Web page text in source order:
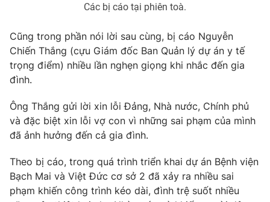
Các bị cáo tại phiên toà.
Cũng trong phần nói lời sau cùng, bị cáo Nguyễn
Chiến Thắng (cựu Giám đốc Ban Quản lý dự án y tế
trọng điểm) nhiều lần nghẹn giọng khi nhắc đến gia
đình.
Ông Thắng gửi lời xin lỗi Đảng, Nhà nước, Chính phủ
và đặc biệt xin lỗi vợ con vì những sai phạm của mình
đã ảnh hưởng đến cả gia đình.
Theo bị cáo, trong quá trình triển khai dự án Bệnh viện
Bạch Mai và Việt Đức cơ sở 2 đã xảy ra nhiều sai
phạm khiến công trình kéo dài, đình trệ suốt nhiều